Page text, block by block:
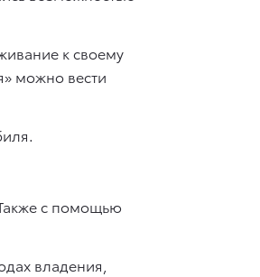
к своему
можно вести
с помощью
владения,